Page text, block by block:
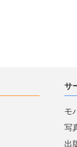
サ
モ
写
出